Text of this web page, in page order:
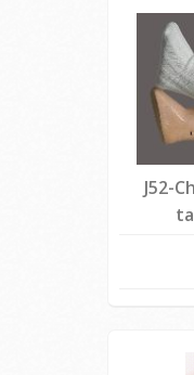
J52-